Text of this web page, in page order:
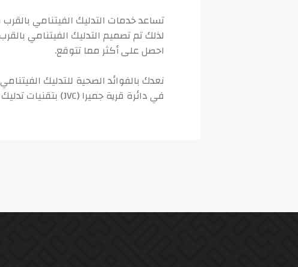
تساعد خدمات التدليك الفيتنامي
احصل على أكثر مما تتوقع.
نعدك بالفوائد الصحية للتدليك
في دائرة قرية جميرا (JVC) بتقنيات تدليك عالية الجودة لتلبية احتياجات جميع ضيوفنا. احجز إحدى باقاتنا للمساج الفيتنامي في دبي.